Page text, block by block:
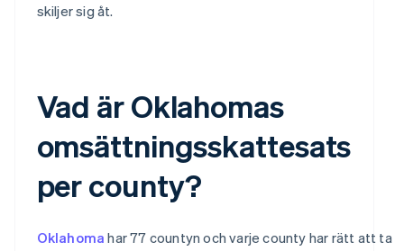
skiljer sig åt.
Vad är Oklahomas
omsättningsskattesats
per county?
Oklahoma har 77 countyn och varje county har rätt att ta